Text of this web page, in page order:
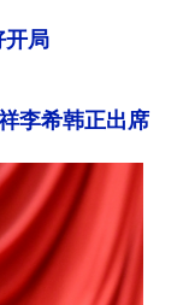
开局
李希韩正出席